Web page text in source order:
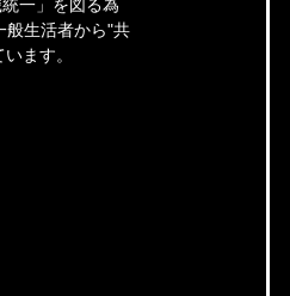
一」を図る為
般生活者から"共
ます。